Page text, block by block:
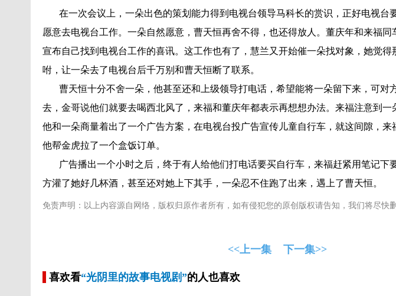
在一次会议上，一朵出色的策划能力得到电视台领导马科长的赏识，正好电视台
愿意去电视台工作。一朵自然愿意，曹天恒再舍不得，也还得放人。董庆年和来福
宣布自己找到电视台工作的喜讯。这工作也有了，慧兰又开始催一朵找对象，她觉
咐，让一朵去了电视台后千万别和曹天恒断了联系。
曹天恒十分不舍一朵，他甚至还和上级领导打电话，希望能将一朵留下来，可对
去，金哥说他们就要去喝西北风了，来福和董庆年都表示再想想办法。来福注意到一
他和一朵商量着出了一个广告方案，在电视台投广告宣传儿童自行车，就这间隙，来
他帮金虎拉了一个盒饭订单。
广告播出一个小时之后，终于有人给他们打电话要买自行车，来福赶紧用笔记下
方灌了她好几杯酒，甚至还对她上下其手，一朵忍不住跑了出来，遇上了曹天恒。
免责声明：以上内容源自网络，版权归原作者所有，如有侵犯您的原创版权请告知，我们将尽快
<<上一集 下一集>>
喜欢看“光阴里的故事电视剧”的人也喜欢